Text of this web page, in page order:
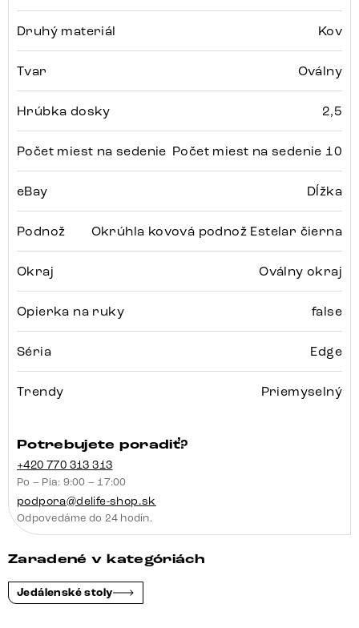
Druhý materiál Kov
Tvar Oválny
Hrúbka dosky 2,5
Počet miest na sedenie Počet miest na sedenie 10
eBay Dĺžka
Podnož Okrúhla kovová podnož Estelar čierna
Okraj Oválny okraj
Opierka na ruky false
Séria Edge
Trendy Priemyselný
Potrebujete poradiť?
+420 770 313 313
Po – Pia: 9:00 – 17:00
podpora@delife-shop.sk
Odpovedáme do 24 hodín.
Zaradené v kategóriách
Jedálenské stoly